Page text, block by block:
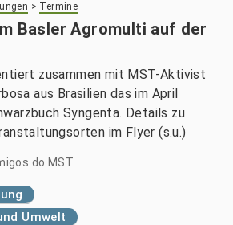
> Termine
Basler Agromulti auf der
zusammen mit MST-Aktivist
aus Brasilien das im April
Syngenta. Details zu
im Flyer (s.u.)
do MST
Umwelt